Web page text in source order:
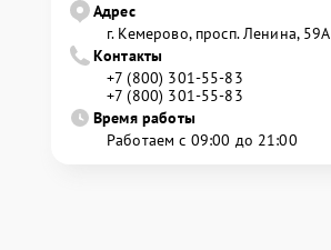
Адрес
г. Кемерово, просп. Ленина, 59А
Контакты
+7 (800) 301-55-83
+7 (800) 301-55-83
Время работы
Работаем с 09:00 до 21:00